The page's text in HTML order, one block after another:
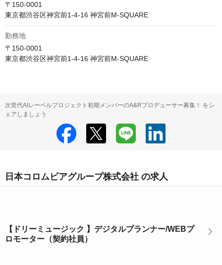
〒150-0001
東京都渋谷区神宮前1-4-16 神宮前M-SQUARE
勤務地
〒150-0001
東京都渋谷区神宮前1-4-16 神宮前M-SQUARE
次世代AIレーベルプロジェクト初期メンバーのA&Rプロデューサー募集！ をシ
ェアしましょう
日本コロムビアグループ株式会社 の求人
【ドリーミュージック 】デジタルプランナー/WEBプ
ロモーター（契約社員）